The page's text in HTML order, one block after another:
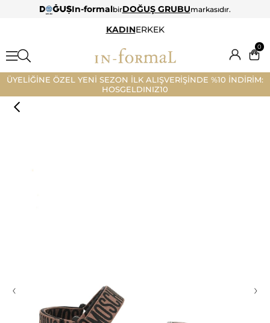
In-formalbirDOĞUŞ GRUBUmarkasıdır.
KADINERKEK
0
ÜYELİĞİNE ÖZEL YENİ SEZON İLK ALIŞVERİŞİNDE %10 İNDİRİM:
HOSGELDINIZ10
‹ ›